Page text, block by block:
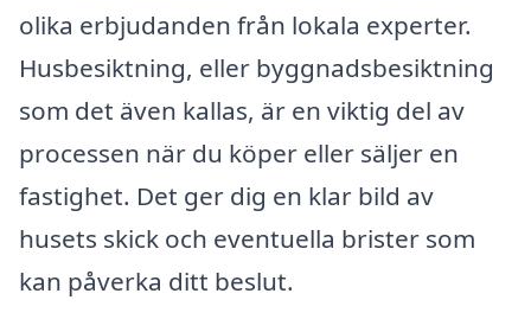
olika erbjudanden från lokala experter.
Husbesiktning, eller byggnadsbesiktning
som det även kallas, är en viktig del av
processen när du köper eller säljer en
fastighet. Det ger dig en klar bild av
husets skick och eventuella brister som
kan påverka ditt beslut.